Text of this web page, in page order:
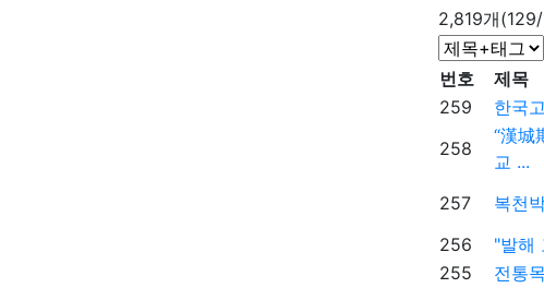
2,819개
번호 제목
259
한국
258
“漢城
교 ...
257 복천
256
"발해
255
전통